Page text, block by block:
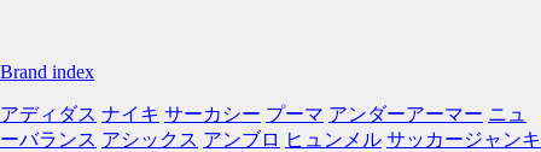
Brand index
アディダス ナイキ サーカシー プーマ アンダーアーマー ニュ
ーバランス アシックス アンブロ ヒュンメル サッカージャンキ